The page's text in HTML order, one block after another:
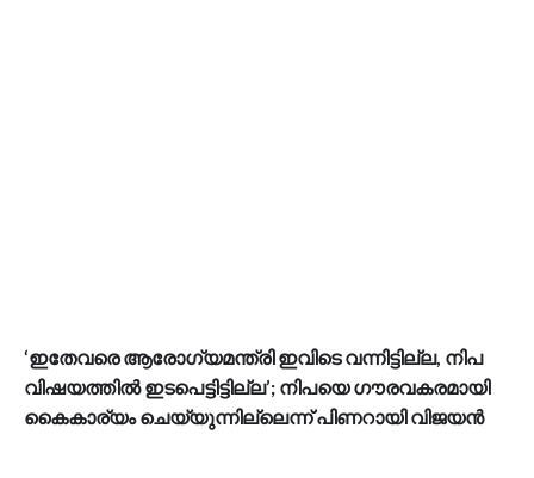
‘ഇതേവരെ ആരോഗ്യമന്ത്രി ഇവിടെ വന്നിട്ടില്ല, നിപ
വിഷയത്തിൽ ഇടപെട്ടിട്ടില്ല’; നിപയെ ഗൗരവകരമായി
കൈകാര്യം ചെയ്യുന്നില്ലെന്ന് പിണറായി വിജയൻ